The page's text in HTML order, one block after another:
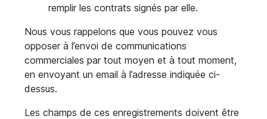
remplir les contrats signés par elle.
Nous vous rappelons que vous pouvez vous
opposer à l’envoi de communications
commerciales par tout moyen et à tout moment,
en envoyant un email à l’adresse indiquée ci-
dessus.
Les champs de ces enregistrements doivent être